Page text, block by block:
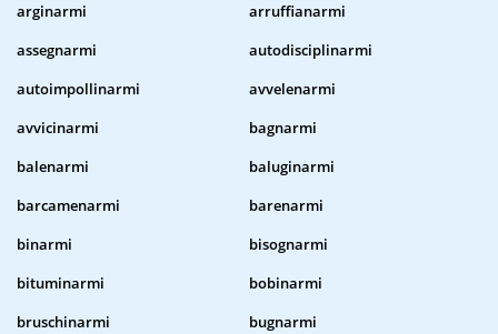
arginarmi
arruffianarmi
assegnarmi
autodisciplinarmi
autoimpollinarmi
avvelenarmi
avvicinarmi
bagnarmi
balenarmi
baluginarmi
barcamenarmi
barenarmi
binarmi
bisognarmi
bituminarmi
bobinarmi
bruschinarmi
bugnarmi